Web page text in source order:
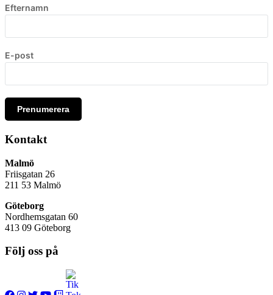
Efternamn
E-post
Prenumerera
Kontakt
Malmö
Friisgatan 26
211 53 Malmö
Göteborg
Nordhemsgatan 60
413 09 Göteborg
Följ oss på